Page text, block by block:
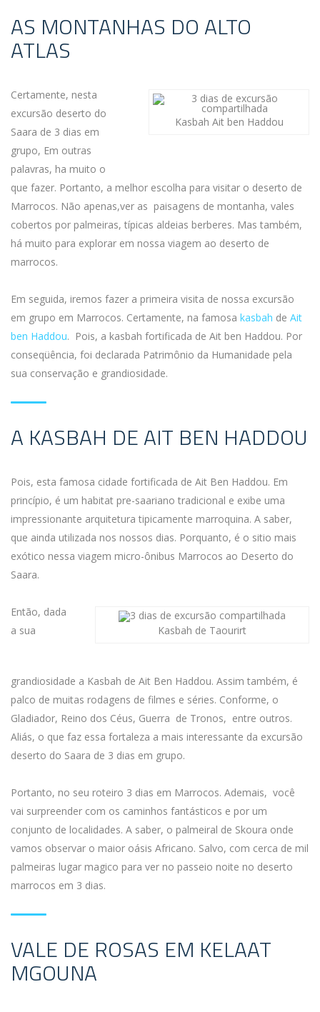
AS MONTANHAS DO ALTO
ATLAS
Kasbah Ait ben Haddou
Certamente, nesta
excursão deserto do
Saara de 3 dias em
grupo, Em outras
palavras, ha muito o
que fazer. Portanto, a melhor escolha para visitar o deserto de
Marrocos. Não apenas,ver as paisagens de montanha, vales
cobertos por palmeiras, típicas aldeias berberes. Mas também,
há muito para explorar em nossa viagem ao deserto de
marrocos.
Em seguida, iremos fazer a primeira visita de nossa excursão
em grupo em Marrocos. Certamente, na famosa kasbah de Ait
ben Haddou. Pois, a kasbah fortificada de Ait ben Haddou. Por
conseqüência, foi declarada Patrimônio da Humanidade pela
sua conservação e grandiosidade.
A KASBAH DE AIT BEN HADDOU
Pois, esta famosa cidade fortificada de Ait Ben Haddou. Em
princípio, é um habitat pre-saariano tradicional e exibe uma
impressionante arquitetura tipicamente marroquina. A saber,
que ainda utilizada nos nossos dias. Porquanto, é o sitio mais
exótico nessa viagem micro-ônibus Marrocos ao Deserto do
Saara.
Kasbah de Taourirt
Então, dada
a sua
grandiosidade a Kasbah de Ait Ben Haddou. Assim também, é
palco de muitas rodagens de filmes e séries. Conforme, o
Gladiador, Reino dos Céus, Guerra de Tronos, entre outros.
Aliás, o que faz essa fortaleza a mais interessante da excursão
deserto do Saara de 3 dias em grupo.
Portanto, no seu roteiro 3 dias em Marrocos. Ademais, você
vai surpreender com os caminhos fantásticos e por um
conjunto de localidades. A saber, o palmeiral de Skoura onde
vamos observar o maior oásis Africano. Salvo, com cerca de mil
palmeiras lugar magico para ver no passeio noite no deserto
marrocos em 3 dias.
VALE DE ROSAS EM KELAAT
MGOUNA